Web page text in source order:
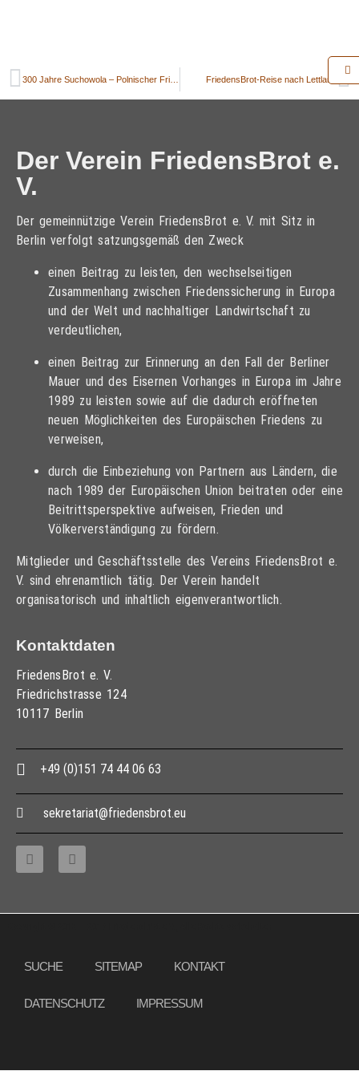
FriedensBrot-Reise nach Lettland
Der Verein FriedensBrot e.
V.
Der gemeinnützige Verein FriedensBrot e. V. mit Sitz in
Berlin verfolgt satzungsgemäß den Zweck
einen Beitrag zu leisten, den wechselseitigen
Zusammenhang zwischen Friedenssicherung in Europa
und der Welt und nachhaltiger Landwirtschaft zu
verdeutlichen,
einen Beitrag zur Erinnerung an den Fall der Berliner
Mauer und des Eisernen Vorhanges in Europa im Jahre
1989 zu leisten sowie auf die dadurch eröffneten
neuen Möglichkeiten des Europäischen Friedens zu
verweisen,
durch die Einbeziehung von Partnern aus Ländern, die
nach 1989 der Europäischen Union beitraten oder eine
Beitrittsperspektive aufweisen, Frieden und
Völkerverständigung zu fördern.
Mitglieder und Geschäftsstelle des Vereins FriedensBrot e.
V. sind ehrenamtlich tätig. Der Verein handelt
organisatorisch und inhaltlich eigenverantwortlich.
Kontaktdaten
FriedensBrot e. V.
Friedrichstrasse 124
10117 Berlin
+49 (0)151 74 44 06 63
sekretariat@friedensbrot.eu
SUCHE SITEMAP KONTAKT
DATENSCHUTZ IMPRESSUM